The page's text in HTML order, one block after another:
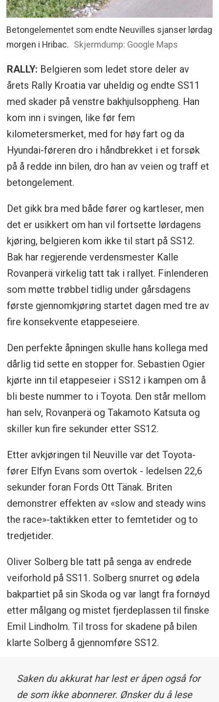
Betongelementet som endte Neuvilles sjanser lørdag
morgen i Hribac. Skjermdump: Google Maps
RALLY: Belgieren som ledet store deler av
årets Rally Kroatia var uheldig og endte SS11
med skader på venstre bakhjulsoppheng. Han
kom inn i svingen, like før fem
kilometersmerket, med for høy fart og da
Hyundai-føreren dro i håndbrekket i et forsøk
på å redde inn bilen, dro han av veien og traff et
betongelement.
Det gikk bra med både fører og kartleser, men
det er usikkert om han vil fortsette lørdagens
kjøring, belgieren kom ikke til start på SS12.
Bak har regjerende verdensmester Kalle
Rovanperä virkelig tatt tak i rallyet. Finlenderen
som møtte trøbbel tidlig under gårsdagens
første gjennomkjøring startet dagen med tre av
fire konsekvente etappeseiere.
Den perfekte åpningen skulle hans kollega med
dårlig tid sette en stopper for. Sebastien Ogier
kjørte inn til etappeseier i SS12 i kampen om å
bli beste nummer to i Toyota. Den står mellom
han selv, Rovanperä og Takamoto Katsuta og
skiller kun fire sekunder etter SS12.
Etter avkjøringen til Neuville var det Toyota-
fører Elfyn Evans som overtok - ledelsen 22,6
sekunder foran Fords Ott Tänak. Briten
demonstrer effekten av «slow and steady wins
the race»-taktikken etter to femtetider og to
tredjetider.
Oliver Solberg ble tatt på senga av endrede
veiforhold på SS11. Solberg snurret og ødela
bakpartiet på sin Skoda og var langt fra fornøyd
etter målgang og mistet fjerdeplassen til finske
Emil Lindholm. Til tross for skadene på bilen
klarte Solberg å gjennomføre SS12.
Saken du akkurat har lest er åpen også for
de som ikke abonnerer. Ønsker du å lese